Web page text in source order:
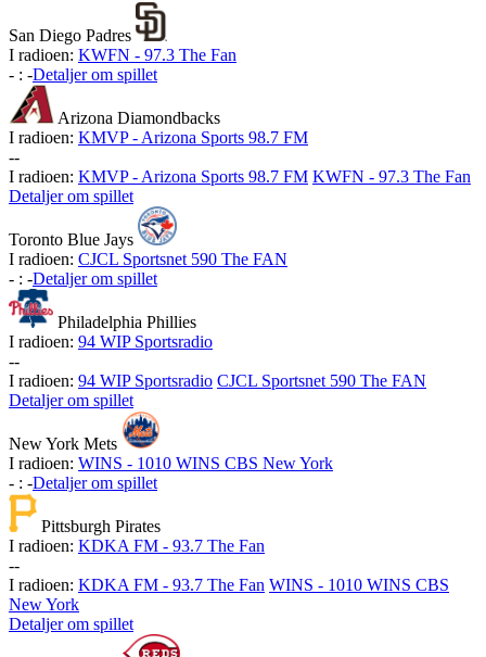
San Diego Padres
I radioen: KWFN - 97.3 The Fan
- : -Detaljer om spillet
Arizona Diamondbacks
I radioen: KMVP - Arizona Sports 98.7 FM
--
I radioen: KMVP - Arizona Sports 98.7 FM KWFN - 97.3 The Fan
Detaljer om spillet
Toronto Blue Jays
I radioen: CJCL Sportsnet 590 The FAN
- : -Detaljer om spillet
Philadelphia Phillies
I radioen: 94 WIP Sportsradio
--
I radioen: 94 WIP Sportsradio CJCL Sportsnet 590 The FAN
Detaljer om spillet
New York Mets
I radioen: WINS - 1010 WINS CBS New York
- : -Detaljer om spillet
Pittsburgh Pirates
I radioen: KDKA FM - 93.7 The Fan
--
I radioen: KDKA FM - 93.7 The Fan WINS - 1010 WINS CBS
New York
Detaljer om spillet